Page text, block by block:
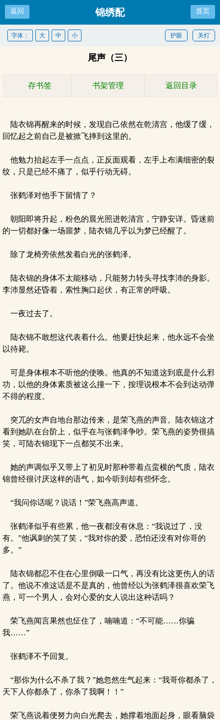
返回 锦绣配 首页
关灯
护眼
字体： 大 中 小
尾声（三）
存书签 书架管理 返回目录
陆衣锦再醒来的时候，发现自己依然在乾清宫，他缓了缓，
回忆起之前自己是被掀飞摔到这里的。
他勉力抬起左手一点点，正反面观看，左手上布满细密的裂
纹，只是已经不痛了，似乎行动无碍。
张鹤泽对他手下留情了？
朝阳即将升起，粉色的晨光照进乾清宫，宁静安详。昏迷前
的一切都好像一场噩梦，陆衣锦几乎以为梦已经醒了。
除了龙椅旁依然发着白光的张鹤泽。
陆衣锦的身体不太能移动，只能努力转头寻找李沛的身影。
李沛显然还昏着，索性胸口起伏，有正常的呼吸。
一夜过去了。
陆衣锦不敢想这代表着什么。他要赶快起来，他永远不会坐
以待毙。
可是身体根本不听他的使唤。他真的不知道这到底是什么邪
功，以他的身体素质被这么撞一下，按理说根本不会到达动弹
不得的程度。
突兀的女声自地台那边传来，是荣飞燕的声音。陆衣锦这才
看到她趴在台阶上，似乎在与张鹤泽争吵。荣飞燕的姿势很搞
笑，可陆衣锦现下一点都笑不出来。
她的声调似乎又带上了初见时那种带着点蛮横的气质，陆衣
锦曾经很讨厌这样的语气，如今听到却有些怀念。
“我问你话呢？说话！”荣飞燕高声道。
张鹤泽似乎有些累，他一夜都没有休息：“我说过了，没
有。”他讽刺的笑了笑，“我对你的爱，恐怕还没有对你哥的
多。”
陆衣锦都忍不住在心里倒吸一口气，再没有比这更伤人的话
了。他说不准这话是不是真的，他曾经以为张鹤泽很喜欢荣飞
燕，可一个男人，会对心爱的女人说出这种话吗？
荣飞燕闻言果然也怔住了，喃喃道：“不可能……你骗
我……”
张鹤泽不予回复。
“那你为什么不杀了我？”她忽然生气起来：“我哥你都杀了，
天下人你都杀了，你杀了我啊！！”
荣飞燕说着便努力向白光爬去，她撑着地面起身，眼看脑袋